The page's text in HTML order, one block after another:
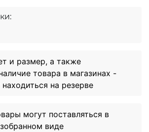
и размер, а также
товара в магазинах -
на резерве
могут поставляться в
виде